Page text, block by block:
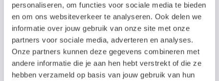
personaliseren, om functies voor sociale media te bieden
en om ons websiteverkeer te analyseren. Ook delen we
informatie over jouw gebruik van onze site met onze
partners voor sociale media, adverteren en analyses.
Onze partners kunnen deze gegevens combineren met
andere informatie die je aan hen hebt verstrekt of die ze
hebben verzameld op basis van jouw gebruik van hun
“Als je met je webshop herhaalaankopen
kunt realiseren, hoor je al snel bij de
kanshebbers van de groep nieuwe
succesvolle spelers”, licht Vis toe. “De
kosten van een webshop bestaan